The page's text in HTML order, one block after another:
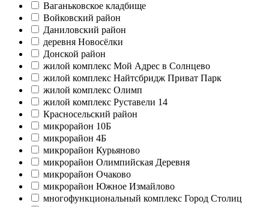
Ваганьковское кладбище
Войковский район
Даниловский район
деревня Новосёлки
Донской район
жилой комплекс Мой Адрес в Солнцево
жилой комплекс Найтсбридж Приват Парк
жилой комплекс Олимп
жилой комплекс Руставели 14
Красносельский район
микрорайон 10Б
микрорайон 4Б
микрорайон Курьяново
микрорайон Олимпийская Деревня
микрорайон Очаково
микрорайон Южное Измайлово
многофункциональный комплекс Город Столиц